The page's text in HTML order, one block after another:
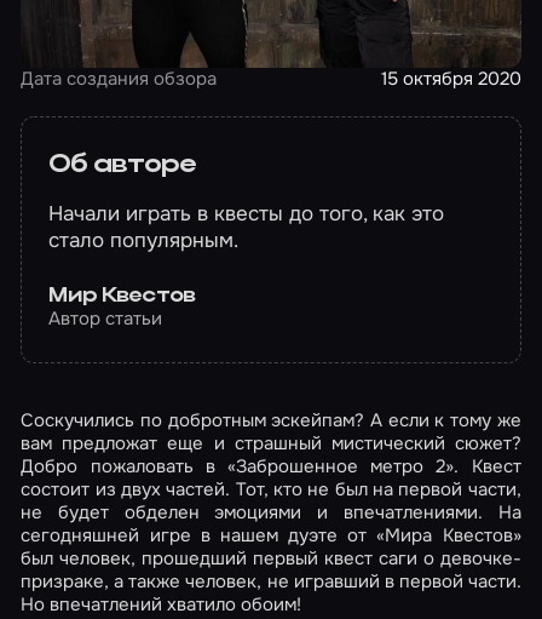
Дата создания обзора 15 октября 2020
Об авторе
Начали играть в квесты до того, как это
стало популярным.
Мир Квестов
Автор статьи
Соскучились по добротным эскейпам? А если к тому же
вам предложат еще и страшный мистический сюжет?
Добро пожаловать в «Заброшенное метро 2». Квест
состоит из двух частей. Тот, кто не был на первой части,
не будет обделен эмоциями и впечатлениями. На
сегодняшней игре в нашем дуэте от «Мира Квестов»
был человек, прошедший первый квест саги о девочке-
призраке, а также человек, не игравший в первой части.
Но впечатлений хватило обоим!